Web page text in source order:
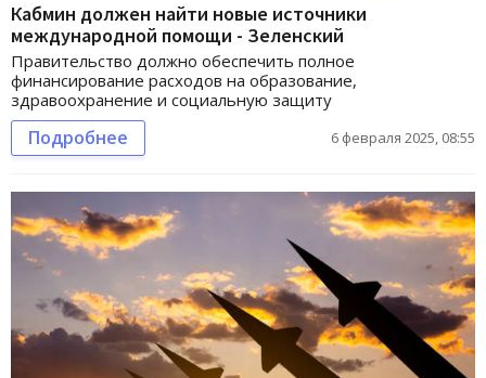
Кабмин должен найти новые источники
международной помощи - Зеленский
Правительство должно обеспечить полное
финансирование расходов на образование,
здравоохранение и социальную защиту
Подробнее 6 февраля 2025, 08:55